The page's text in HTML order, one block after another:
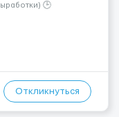
🕒
график) 📦
Откликнуться